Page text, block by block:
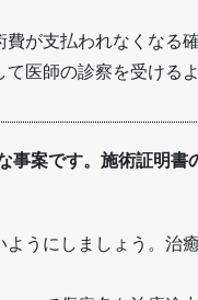
費が支払われなくなる
医師の診察を受ける
事案です。施術証明
ようにしましょう。治